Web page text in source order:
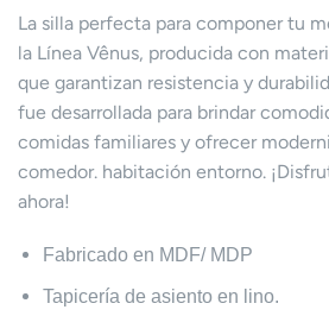
La silla perfecta para componer tu
la Línea Vênus, producida con
que garantizan resistencia y
fue desarrollada para brindar
comidas familiares y ofrecer
comedor. habitación entorno.
ahora!
Fabricado en MDF/ MDP
Tapicería de asiento en lino.